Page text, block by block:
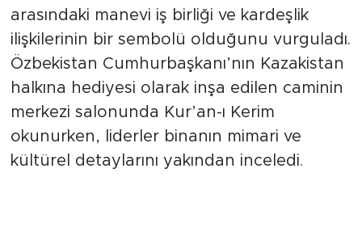
Cumhurbaşkanlığı, bu yapının iki ülke
arasındaki manevi iş birliği ve kardeşlik
ilişkilerinin bir sembolü olduğunu vurguladı.
Özbekistan Cumhurbaşkanı’nın Kazakistan
halkına hediyesi olarak inşa edilen caminin
merkezi salonunda Kur’an-ı Kerim
okunurken, liderler binanın mimari ve